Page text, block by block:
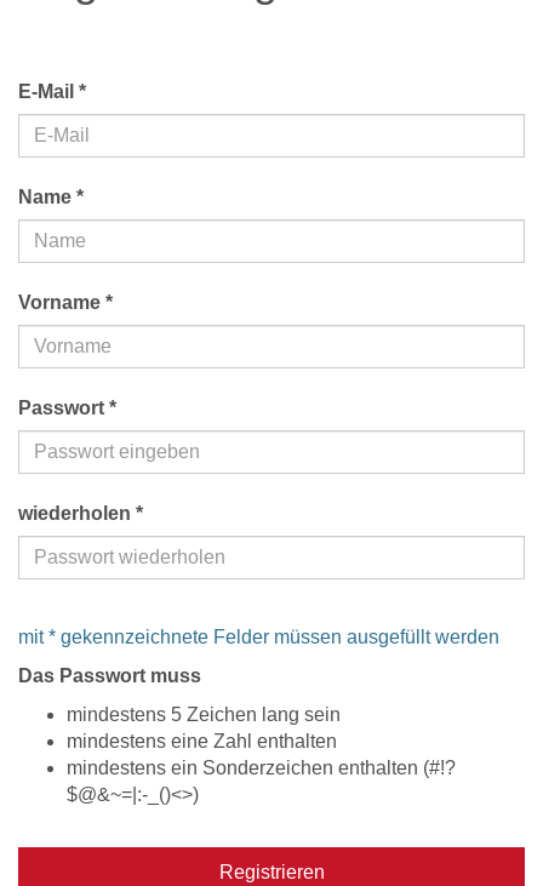
E-Mail *
Name *
Vorname *
Passwort *
wiederholen *
mit * gekennzeichnete Felder müssen ausgefüllt werden
Das Passwort muss
mindestens 5 Zeichen lang sein
mindestens eine Zahl enthalten
mindestens ein Sonderzeichen enthalten (#!?
$@&~=|:-_()<>)
Registrieren